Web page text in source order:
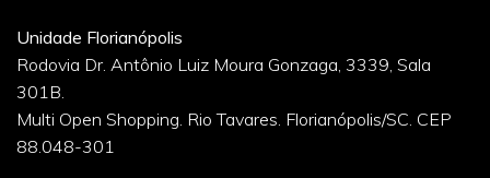
Unidade Florianópolis
Rodovia Dr. Antônio Luiz Moura Gonzaga, 3339, Sala
301B.
Multi Open Shopping. Rio Tavares. Florianópolis/SC. CEP
88.048-301